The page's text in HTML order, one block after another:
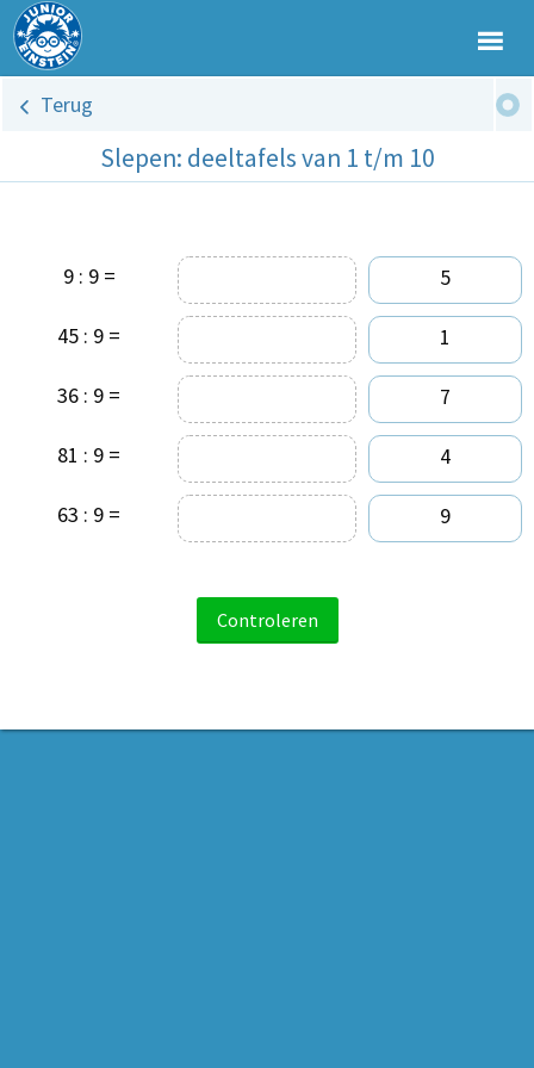
Terug
Slepen: deeltafels van 1 t/m 10
9 : 9 =
45 : 9 =
36 : 9 =
81 : 9 =
63 : 9 =
5
1
7
4
9